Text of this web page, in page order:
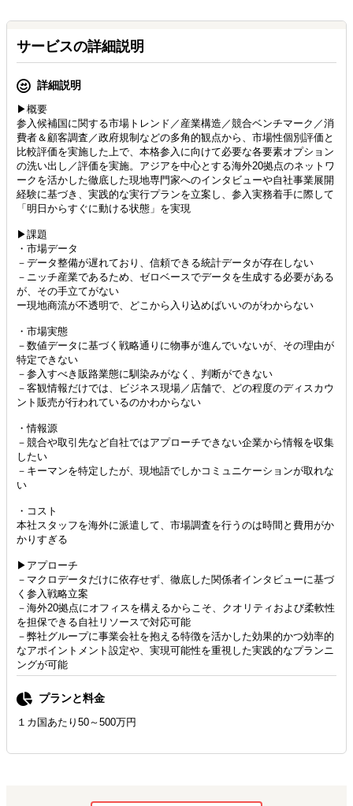
サービスの詳細説明
詳細説明
▶概要
参入候補国に関する市場トレンド／産業構造／競合ベンチマーク／消
費者＆顧客調査／政府規制などの多角的観点から、市場性個別評価と
比較評価を実施した上で、本格参入に向けて必要な各要素オプション
の洗い出し／評価を実施。アジアを中心とする海外20拠点のネットワ
ークを活かした徹底した現地専門家へのインタビューや自社事業展開
経験に基づき、実践的な実行プランを立案し、参入実務着手に際して
「明日からすぐに動ける状態」を実現
▶課題
・市場データ
－データ整備が遅れており、信頼できる統計データが存在しない
－ニッチ産業であるため、ゼロベースでデータを生成する必要がある
が、その手立てがない
ー現地商流が不透明で、どこから入り込めばいいのがわからない
・市場実態
－数値データに基づく戦略通りに物事が進んでいないが、その理由が
特定できない
－参入すべき販路業態に馴染みがなく、判断ができない
－客観情報だけでは、ビジネス現場／店舗で、どの程度のディスカウ
ント販売が行われているのかわからない
・情報源
－競合や取引先など自社ではアプローチできない企業から情報を収集
したい
－キーマンを特定したが、現地語でしかコミュニケーションが取れな
い
・コスト
本社スタッフを海外に派遣して、市場調査を行うのは時間と費用がか
かりすぎる
▶アプローチ
－マクロデータだけに依存せず、徹底した関係者インタビューに基づ
く参入戦略立案
－海外20拠点にオフィスを構えるからこそ、クオリティおよび柔軟性
を担保できる自社リソースで対応可能
－弊社グループに事業会社を抱える特徴を活かした効果的かつ効率的
なアポイントメント設定や、実現可能性を重視した実践的なプランニ
ングが可能
プランと料金
１カ国あたり50～500万円